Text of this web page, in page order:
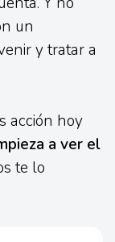
un
y tratar a
acción hoy
a ver el
te lo